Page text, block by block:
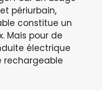
périurbain,
constitue un
Mais pour de
électrique
rechargeable